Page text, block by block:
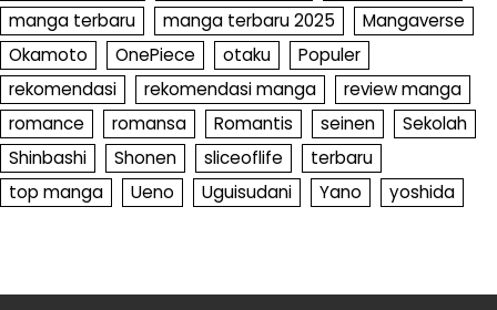
manga terbaru
manga terbaru 2025
Mangaverse
Okamoto
OnePiece otaku
Populer
rekomendasi
rekomendasi manga
review manga
romance
romansa Romantis seinen
Sekolah
Shinbashi
Shonen sliceoflife
terbaru
top manga
Ueno Uguisudani Yano yoshida